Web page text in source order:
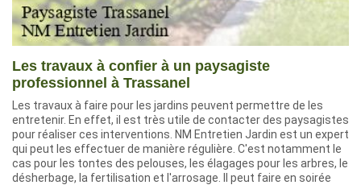
Les travaux à confier à un paysagiste
professionnel à Trassanel
Les travaux à faire pour les jardins peuvent permettre de les
entretenir. En effet, il est très utile de contacter des paysagistes
pour réaliser ces interventions. NM Entretien Jardin est un expert
qui peut les effectuer de manière régulière. C'est notamment le
cas pour les tontes des pelouses, les élagages pour les arbres, le
désherbage, la fertilisation et l'arrosage. Il peut faire en soirée